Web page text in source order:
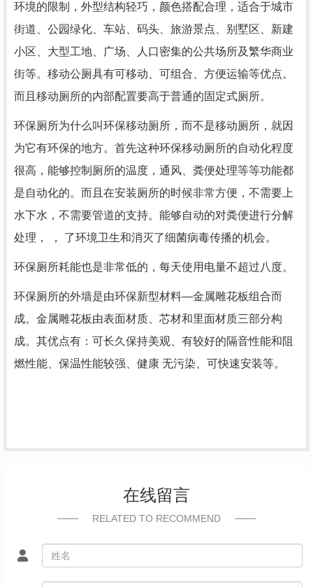
环境的限制，外型结构轻巧，颜色搭配合理，适合于城市
街道、公园绿化、车站、码头、旅游景点、别墅区、新建
小区、大型工地、广场、人口密集的公共场所及繁华商业
街等。移动公厕具有可移动、可组合、方便运输等优点。
而且移动厕所的内部配置要高于普通的固定式厕所。
环保厕所为什么叫环保移动厕所，而不是移动厕所，就因
为它有环保的地方。首先这种环保移动厕所的自动化程度
很高，能够控制厕所的温度，通风、粪便处理等等功能都
是自动化的。而且在安装厕所的时候非常方便，不需要上
水下水，不需要管道的支持。能够自动的对粪便进行分解
处理， ， 了环境卫生和消灭了细菌病毒传播的机会。
环保厕所耗能也是非常低的，每天使用电量不超过八度。
环保厕所的外墙是由环保新型材料—金属雕花板组合而
成。金属雕花板由表面材质、芯材和里面材质三部分构
成。其优点有：可长久保持美观、有较好的隔音性能和阻
燃性能、保温性能较强、健康 无污染、可快速安装等。
在线留言
RELATED TO RECOMMEND